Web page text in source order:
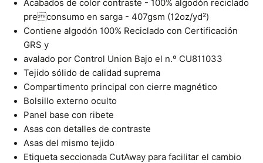
Acabados de color contraste - 100% algodón reciclado
preconsumo en sarga - 407gsm (12oz/yd²)
Contiene algodón 100% Reciclado con Certificación
GRS y
avalado por Control Union Bajo el n.º CU811033
Tejido sólido de calidad suprema
Compartimento principal con cierre magnético
Bolsillo externo oculto
Panel base con ribete
Asas con detalles de contraste
Asas del mismo tejido
Etiqueta seccionada CutAway para facilitar el cambio